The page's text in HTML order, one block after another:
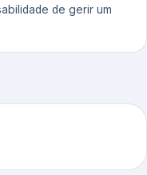
de gerir um